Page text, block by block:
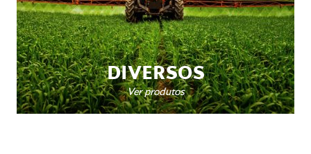
DIVERSOS
Ver produtos